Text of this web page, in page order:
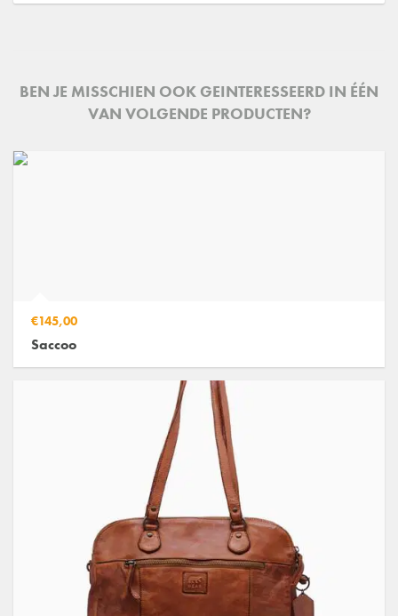
BEN JE MISSCHIEN OOK GEINTERESSEERD IN ÉÉN
VAN VOLGENDE PRODUCTEN?
€145,00
Saccoo